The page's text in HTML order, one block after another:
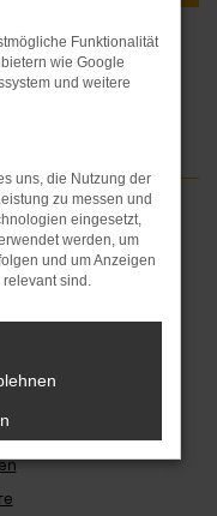
Funktionalität
wie Google
und weitere
uns, die Nutzung der
zu messen und
eingesetzt,
werden, um
und um Anzeigen
relevant sind.